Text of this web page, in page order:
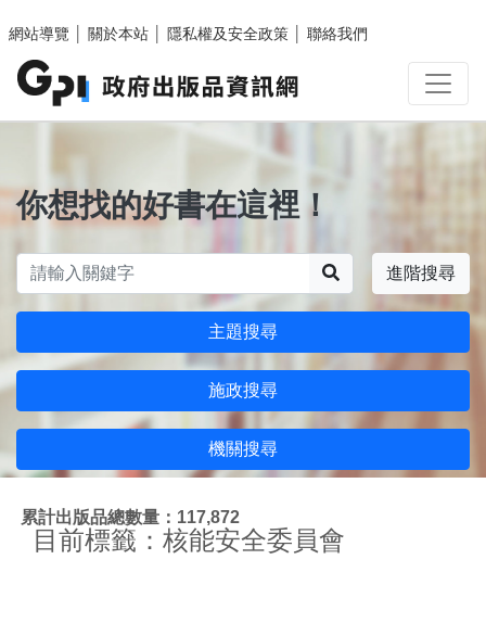
網站導覽
關於本站 隱私權及安全政策 聯絡我們
你想找的好書在這裡！
進階搜尋
主題搜尋
施政搜尋
機關搜尋
累計出版品總數量：117,872
目前標籤：核能安全委員會